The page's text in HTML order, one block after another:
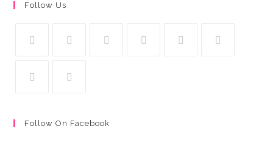
Follow Us
Follow On Facebook